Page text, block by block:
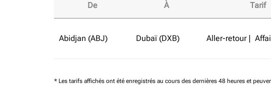
Réservez des vols en classe affaires vers Côte d'Ivoire à
De À Tarif
Abidjan (ABJ) Dubaï (DXB) Aller-retour |
* Les tarifs affichés ont été enregistrés au cours des dernières 48 heures et